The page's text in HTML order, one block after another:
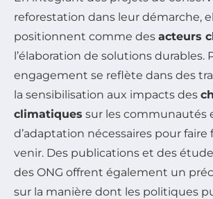
reforestation dans leur démarche,
positionnent comme des acteurs
l’élaboration de solutions durables.
engagement se reflète dans des
la sensibilisation aux impacts des
climatiques sur les communautés
d’adaptation nécessaires pour faire
venir. Des publications et des
des ONG offrent également un
sur la manière dont les politiques